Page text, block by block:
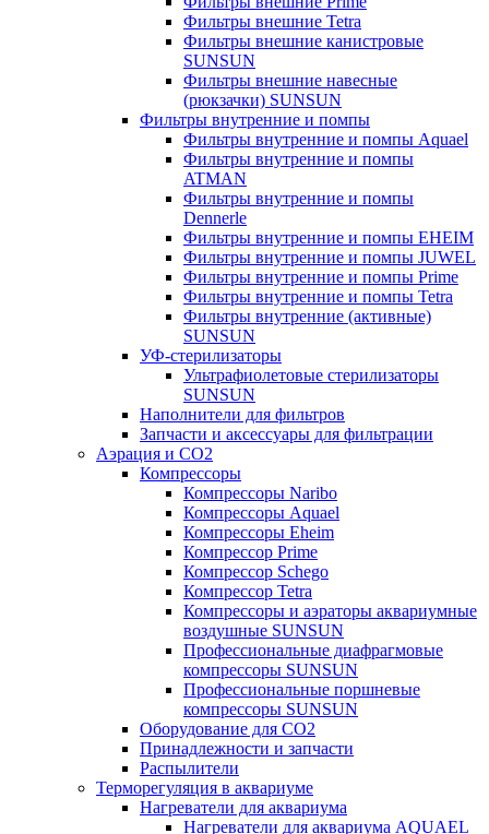
Фильтры внешние Tetra
Фильтры внешние канистровые
SUNSUN
Фильтры внешние навесные
(рюкзачки) SUNSUN
Фильтры внутренние и помпы
Фильтры внутренние и помпы Aquael
Фильтры внутренние и помпы
ATMAN
Фильтры внутренние и помпы
Dennerle
Фильтры внутренние и помпы EHEIM
Фильтры внутренние и помпы JUWEL
Фильтры внутренние и помпы Prime
Фильтры внутренние и помпы Tetra
Фильтры внутренние (активные)
SUNSUN
УФ-стерилизаторы
Ультрафиолетовые стерилизаторы
SUNSUN
Наполнители для фильтров
Запчасти и аксессуары для фильтрации
Аэрация и CO2
Компрессоры
Компрессоры Naribo
Компрессоры Aquael
Компрессоры Eheim
Компрессор Prime
Компрессор Schego
Компрессор Tetra
Компрессоры и аэраторы аквариумные
воздушные SUNSUN
Профессиональные диафрагмовые
компрессоры SUNSUN
Профессиональные поршневые
компрессоры SUNSUN
Оборудование для CO2
Принадлежности и запчасти
Распылители
Терморегуляция в аквариуме
Нагреватели для аквариума
Нагреватели для аквариума AQUAEL